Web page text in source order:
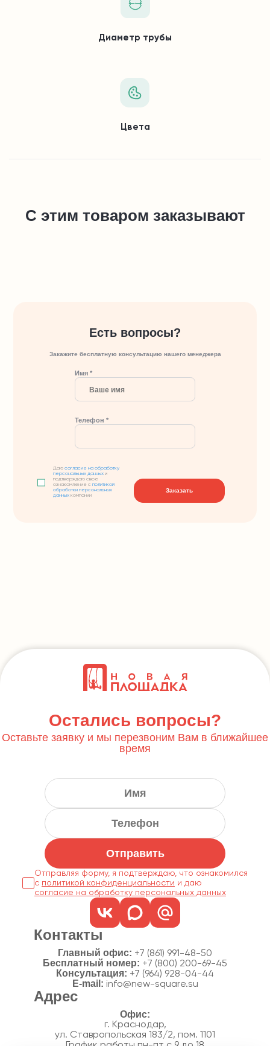
Диаметр трубы
Цвета
С этим товаром заказывают
Есть вопросы?
Закажите бесплатную консультацию нашего менеджера
Имя *
Телефон *
Даюсогласие на обработку
персональных данных и
подтверждаю свое
ознакомление сполитикой
обработки персональных
данных компании
Заказать
Остались вопросы?
Оставьте заявку и мы перезвоним Вам в ближайшее
время
Отправить
Отправляя форму, я подтверждаю, что ознакомился
с политикой конфиденциальности
согласие на обработку персональных данных
Контакты
Главный офис: +7 (861) 991-48-50
Бесплатный номер: +7 (800) 200-69-45
Консультация: +7 (964) 928-04-44
E-mail: info@new-square.su
Адрес
г. Краснодар,
ул. Ставропольская 183/2, пом. 1101